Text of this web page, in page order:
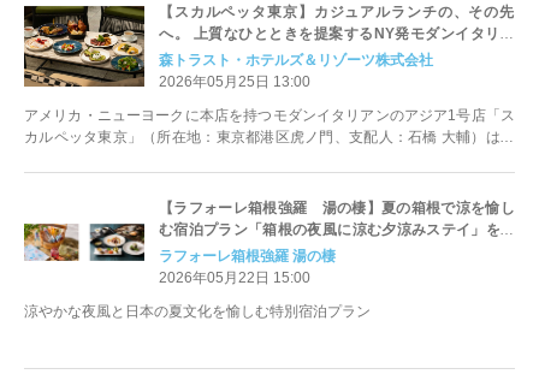
【スカルペッタ東京】カジュアルランチの、その先
へ。 上質なひとときを提案するNY発モダンイタリア
ン、 6月2日（火）よりランチ営業スタート
森トラスト・ホテルズ＆リゾーツ株式会社
2026年05月25日 13:00
アメリカ・ニューヨークに本店を持つモダンイタリアンのアジア1号店「ス
カルペッタ東京」（所在地：東京都港区虎ノ門、支配人：石橋 大輔）は、
【ラフォーレ箱根強羅 湯の棲】夏の箱根で涼を愉し
む宿泊プラン「箱根の夜風に涼む夕涼みステイ」を発
売
ラフォーレ箱根強羅 湯の棲
2026年05月22日 15:00
涼やかな夜風と日本の夏文化を愉しむ特別宿泊プラン